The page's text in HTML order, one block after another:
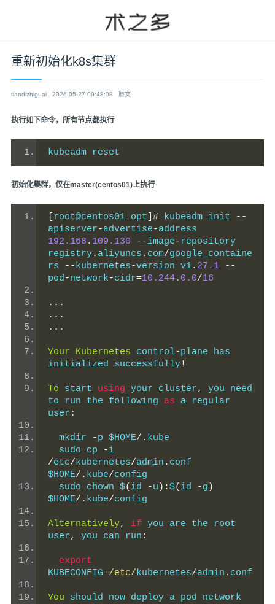
重新初始化k8s集群
tiandizhiguai 2026-05-27 09:48:08 原文
执行如下命令，所有节点都执行
kubeadm reset
初始化集群，仅在master(centos01)上执行
root@centos01 opt ]# kubeadm init
--
apiserver-advertise-
192.168 . 109.130 --image-repository
registry. aliyuncs . com/google_containe
rs
--kubernetes-version v1. 27.1
--
pod-network-cidr=10.244. 0.0/16
...
...
...
Your Kubernetes control-plane has
initialized successfully!
To start using your cluster,
you need
to run the following as a regular
user :
  mkdir
-p $HOME/. kube
  sudo cp
-
/etc/kubernetes/admin . conf
$HOME/. kube/config
  sudo chown $
( id -u ):$( id -g )
$HOME/. kube/config
Alternatively, if you are the root
user, you can run :
export
KUBECONFIG=/etc/kubernetes/admin . conf
You should now deploy a pod network